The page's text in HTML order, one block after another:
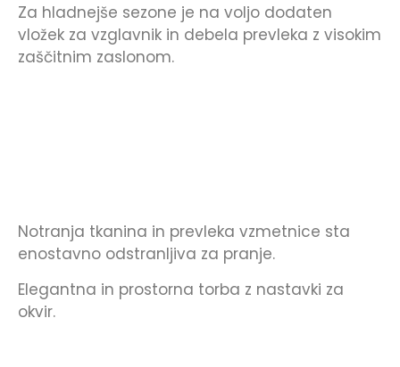
Za hladnejše sezone je na voljo dodaten
vložek za vzglavnik in debela prevleka z visokim
zaščitnim zaslonom.
Notranja tkanina in prevleka vzmetnice sta
enostavno odstranljiva za pranje.
Elegantna in prostorna torba z nastavki za
okvir.